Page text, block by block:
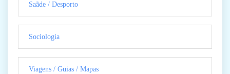
Saãde / Desporto
Sociologia
Viagens / Guias / Mapas